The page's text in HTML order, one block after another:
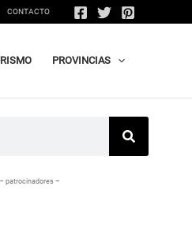
CONTACTO
PROVINCIAS
– patrocinadores –